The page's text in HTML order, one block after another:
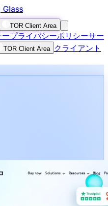
Glass
TOR Client Area
プライバシーポリシーサー
TOR Client Area
クライアント